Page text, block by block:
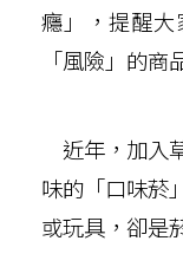
癮」，提醒
「風險」的商
近年，加入
味的「口味菸
或玩具，卻是